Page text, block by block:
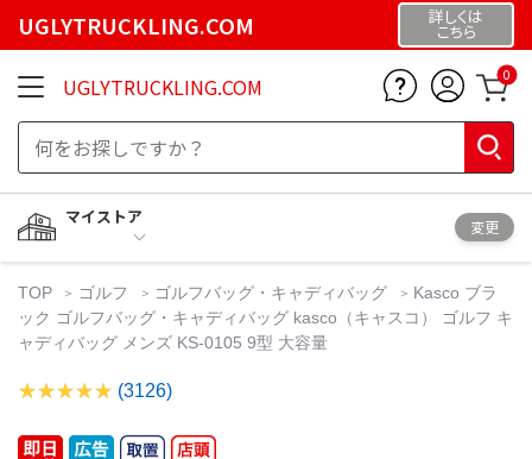
UGLYTRUCKLING.COM 詳しくは
こちら
UGLYTRUCKLING.COM 0
マイストア
変更
TOP ゴルフ ゴルフバッグ・キャディバッグ
Kasco ブラ
ック ゴルフバッグ・キャディバッグ kasco（キャスコ） ゴルフ キ
ャディバッグ メンズ KS-0105 9型 大容量
(3126)